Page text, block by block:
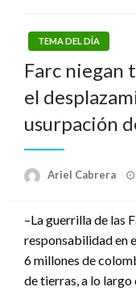
TEMA DEL DÍA
Farc niegan
el
usurpación
Ariel Cabrera
–La guerrilla de las
responsabilidad en
6 millones de
de tierras, a lo largo